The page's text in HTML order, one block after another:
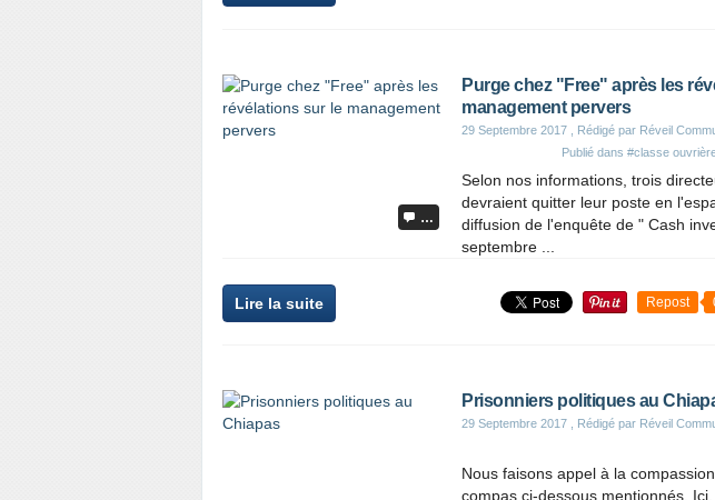
…
Purge chez "Free" après les
management pervers
29 Septembre 2017 , Rédigé par Réveil
Publié dans #classe
Selon nos informations, trois
devraient quitter leur poste en
diffusion de l'enquête de " Cash
septembre ...
Lire la suite Repost
Prisonniers politiques au
29 Septembre 2017 , Rédigé par Réveil
Nous faisons appel à la
compas ci-dessous mentionnés.